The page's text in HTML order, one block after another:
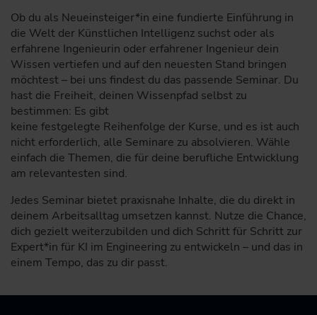
Ob du als Neueinsteiger*in eine fundierte Einführung in
die Welt der Künstlichen Intelligenz suchst oder als
erfahrene Ingenieurin oder erfahrener Ingenieur dein
Wissen vertiefen und auf den neuesten Stand bringen
möchtest – bei uns findest du das passende Seminar. Du
hast die Freiheit, deinen Wissenpfad selbst zu
bestimmen: Es gibt
keine festgelegte Reihenfolge der Kurse, und es ist auch
nicht erforderlich, alle Seminare zu absolvieren. Wähle
einfach die Themen, die für deine berufliche Entwicklung
am relevantesten sind.
Jedes Seminar bietet praxisnahe Inhalte, die du direkt in
deinem Arbeitsalltag umsetzen kannst. Nutze die Chance,
dich gezielt weiterzubilden und dich Schritt für Schritt zur
Expert*in für KI im Engineering zu entwickeln – und das in
einem Tempo, das zu dir passt.